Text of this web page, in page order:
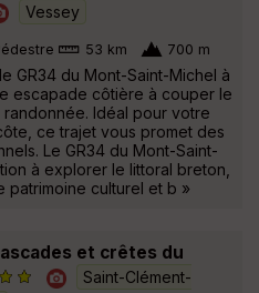
Vessey
53 km 700 m
GR34 du Mont-Saint-Michel à
escapade côtière à couper le
Idéal pour votre
ce trajet vous promet des
Le GR34 du Mont-Saint-
à explorer le littoral breton,
patrimoine culturel et b »
et crêtes du
Saint-Clément-